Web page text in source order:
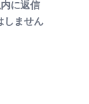
に返信
しません